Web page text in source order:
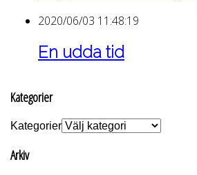
2020/06/03 11:48:19
En udda tid
Kategorier
Kategorier
Arkiv